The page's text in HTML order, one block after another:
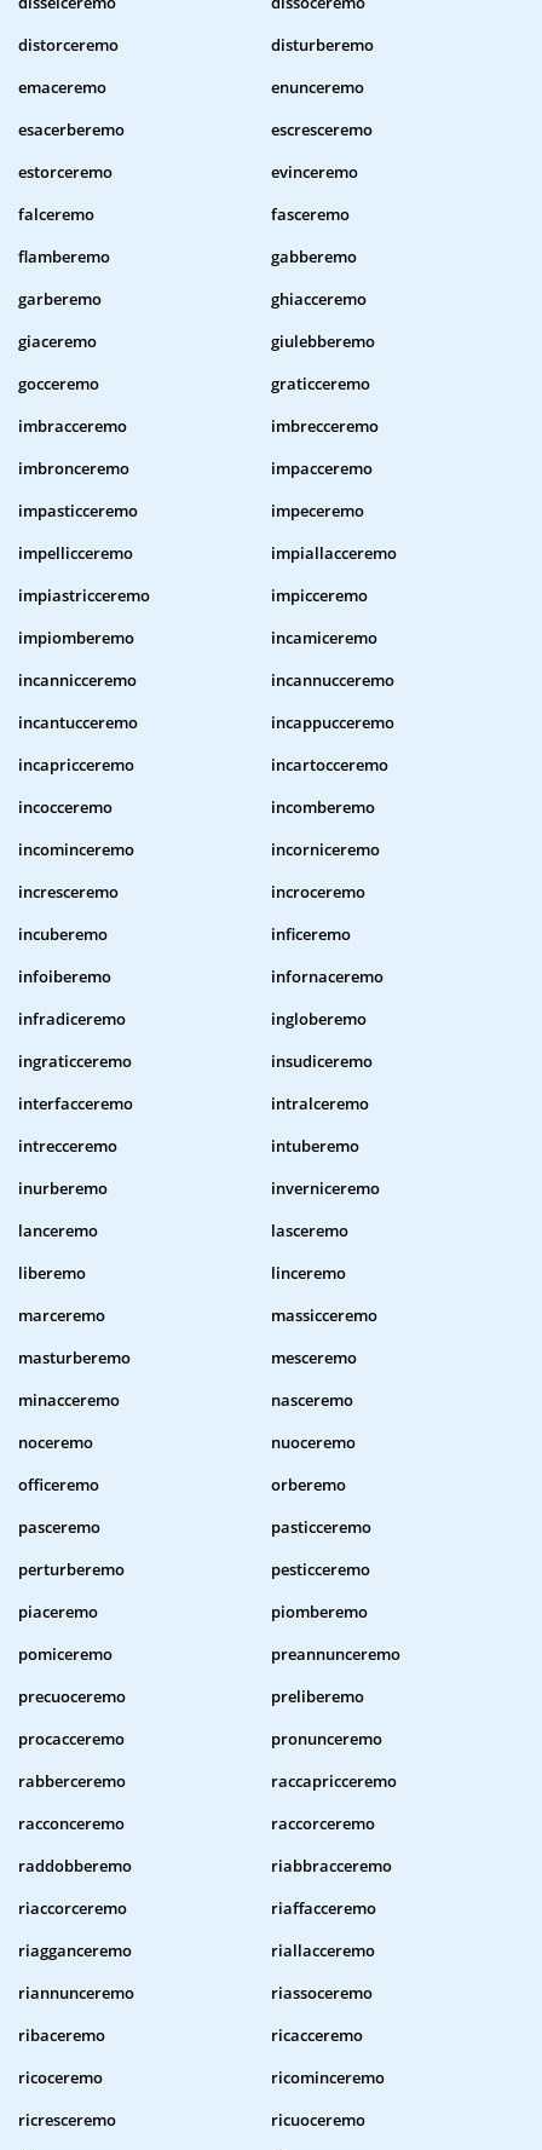
distorceremo
disturberemo
emaceremo
enunceremo
esacerberemo
escresceremo
estorceremo
evinceremo
falceremo
fasceremo
flamberemo
gabberemo
garberemo
ghiacceremo
giaceremo
giulebberemo
gocceremo
graticceremo
imbracceremo
imbrecceremo
imbronceremo
impacceremo
impasticceremo
impeceremo
impellicceremo
impiallacceremo
impiastricceremo
impicceremo
impiomberemo
incamiceremo
incannicceremo
incannucceremo
incantucceremo
incappucceremo
incapricceremo
incartocceremo
incocceremo
incomberemo
incominceremo
incorniceremo
incresceremo
incroceremo
incuberemo
inficeremo
infoiberemo
infornaceremo
infradiceremo
ingloberemo
ingraticceremo
insudiceremo
interfacceremo
intralceremo
intrecceremo
intuberemo
inurberemo
inverniceremo
lanceremo
lasceremo
liberemo
linceremo
marceremo
massicceremo
masturberemo
mesceremo
minacceremo
nasceremo
noceremo
nuoceremo
officeremo
orberemo
pasceremo
pasticceremo
perturberemo
pesticceremo
piaceremo
piomberemo
pomiceremo
preannunceremo
precuoceremo
preliberemo
procacceremo
pronunceremo
rabberceremo
raccapricceremo
racconceremo
raccorceremo
raddobberemo
riabbracceremo
riaccorceremo
riaffacceremo
riagganceremo
riallacceremo
riannunceremo
riassoceremo
ribaceremo
ricacceremo
ricoceremo
ricominceremo
ricresceremo
ricuoceremo